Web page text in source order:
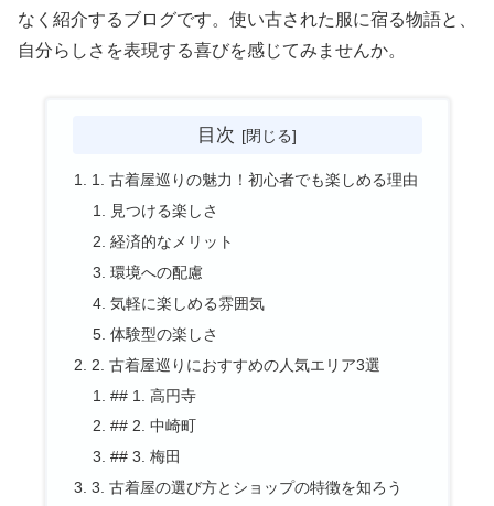
なく紹介するブログです。使い古された服に宿る物語と、
自分らしさを表現する喜びを感じてみませんか。
目次
1. 古着屋巡りの魅力！初心者でも楽しめる理由
見つける楽しさ
経済的なメリット
環境への配慮
気軽に楽しめる雰囲気
体験型の楽しさ
2. 古着屋巡りにおすすめの人気エリア3選
## 1. 高円寺
## 2. 中崎町
## 3. 梅田
3. 古着屋の選び方とショップの特徴を知ろう